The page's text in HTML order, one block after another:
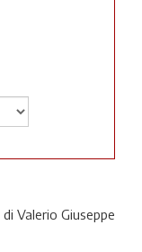
Valerio Giuseppe